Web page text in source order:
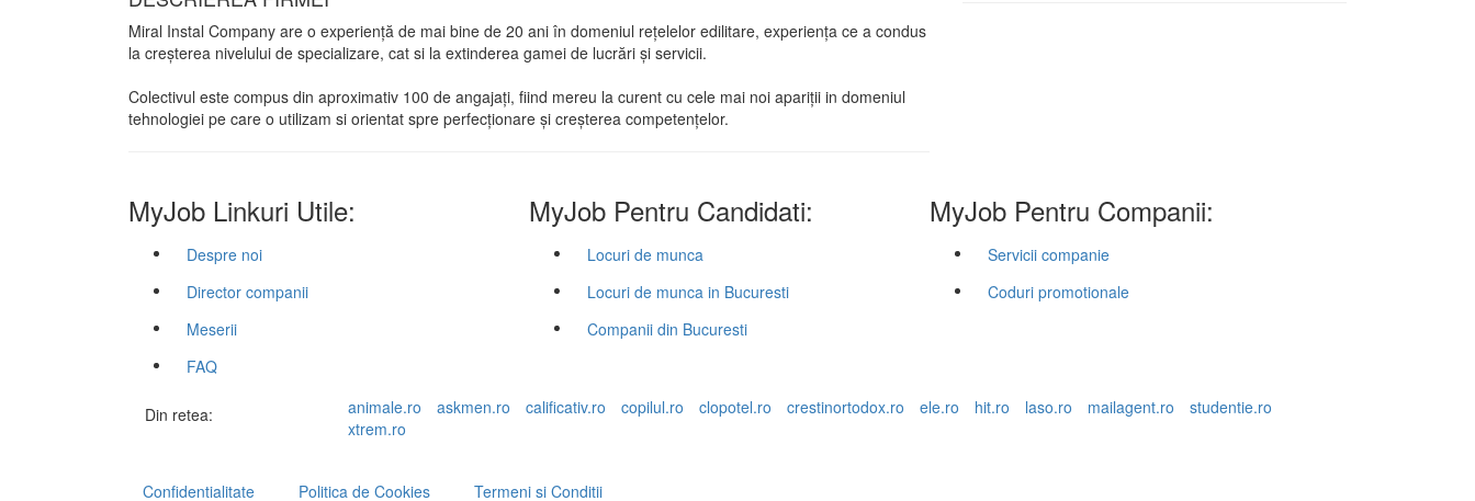
Miral Instal Company are o experiență de mai bine de 20 ani în domeniul rețelelor edilitare, experiența ce a condus
la creșterea nivelului de specializare, cat si la extinderea gamei de lucrări și servicii.
Colectivul este compus din aproximativ 100 de angajați, fiind mereu la curent cu cele mai noi apariții in domeniul
tehnologiei pe care o utilizam si orientat spre perfecționare și creșterea competențelor.
MyJob Linkuri Utile:
Despre noi
Director companii
Meserii
FAQ
MyJob Pentru Candidati:
Locuri de munca
Locuri de munca in Bucuresti
Companii din Bucuresti
MyJob Pentru Companii:
Servicii companie
Coduri promotionale
Din retea: animale.ro askmen.ro calificativ.ro copilul.ro clopotel.ro crestinortodox.ro ele.ro hit.ro laso.ro mailagent.ro
studentie.ro
xtrem.ro
Confidentialitate Politica de Cookies Termeni si Conditii